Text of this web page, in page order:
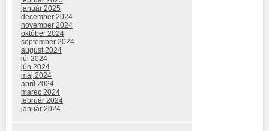
január 2025
december 2024
november 2024
október 2024
september 2024
august 2024
júl 2024
jún 2024
máj 2024
apríl 2024
marec 2024
február 2024
január 2024